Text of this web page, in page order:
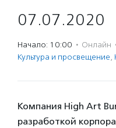
07.07.2020
Начало: 10:00 · Онлайн
Культура и просвещение,
Компания High Art
разработкой